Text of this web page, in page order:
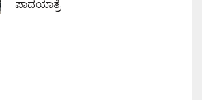
ಪಾದಯಾತ್ರೆ